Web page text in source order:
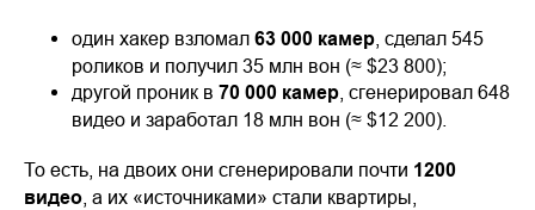
один хакер взломал 63 000 камер , сделал 545
роликов и получил 35 млн вон (≈ $23 800);
другой проник в 70 000 камер , сгенерировал 648
видео и заработал 18 млн вон (≈ $12 200).
То есть, на двоих они сгенерировали почти 1200
видео , а их «источниками» стали квартиры,